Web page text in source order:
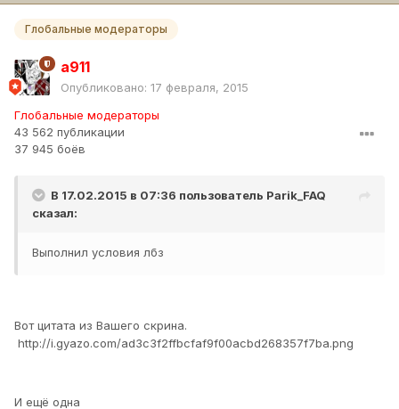
Глобальные модераторы
a911
Опубликовано: 17 февраля, 2015
Глобальные модераторы
43 562 публикации
37 945 боёв
В 17.02.2015 в 07:36 пользователь Parik_FAQ
сказал:
Выполнил условия лбз
Вот цитата из Вашего скрина.
http://i.gyazo.com/ad3c3f2ffbcfaf9f00acbd268357f7ba.png
И ещё одна